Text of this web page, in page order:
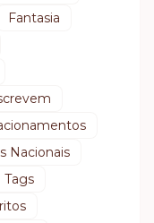
Fantasia
Nacionais
Tags